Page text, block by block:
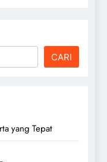
CARI
yang Tepat